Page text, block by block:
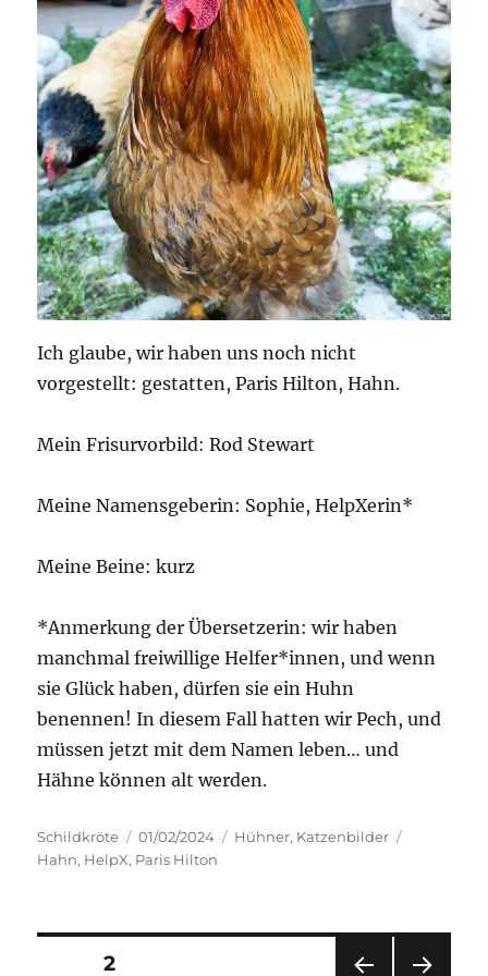
Ich glaube, wir haben uns noch nicht
vorgestellt: gestatten, Paris Hilton, Hahn.
Mein Frisurvorbild: Rod Stewart
Meine Namensgeberin: Sophie, HelpXerin*
Meine Beine: kurz
*Anmerkung der Übersetzerin: wir haben
manchmal freiwillige Helfer*innen, und wenn
sie Glück haben, dürfen sie ein Huhn
benennen! In diesem Fall hatten wir Pech, und
müssen jetzt mit dem Namen leben… und
Hähne können alt werden.
Autor
Schildkröte
Veröffentlicht
am
01/02/2024 Kategorien
Hühner, Katzenbilder
Hahn, HelpX, Paris Hilton
Seitennummerierung
SEITE2